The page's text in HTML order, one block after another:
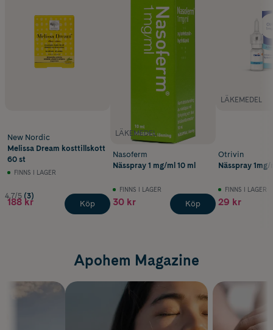
New Nordic
Melissa Dream kosttillskott
60 st
FINNS I LAGER
4.7/5 (3)
188 kr Köp
LÄKEMEDEL
Nasoferm
Nässpray 1 mg/ml 10 ml
FINNS I LAGER
30 kr Köp
LÄKEMEDEL
Otrivin
Nässpray 1mg/
FINNS I LAGER
29 kr
Apohem Magazine